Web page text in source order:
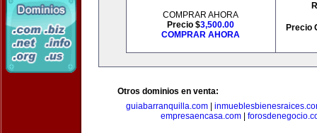
COMPRAR AHORA
Precio $3,500.00
COMPRAR AHORA
Precio
Otros dominios en venta:
guiabarranquilla.com|
empresaencasa.com|